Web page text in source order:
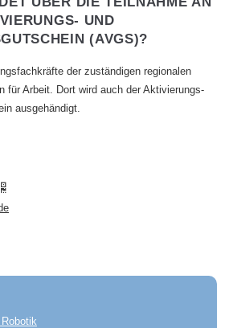
UND
(AVGS)?
der zuständigen regionalen
für Arbeit. Dort wird auch der Aktivierungs-
ausgehändigt.